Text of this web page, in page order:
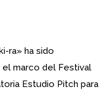
ra» ha sido
marco del Festival
Estudio Pitch para